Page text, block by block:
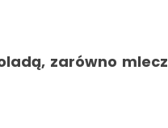
zarówno